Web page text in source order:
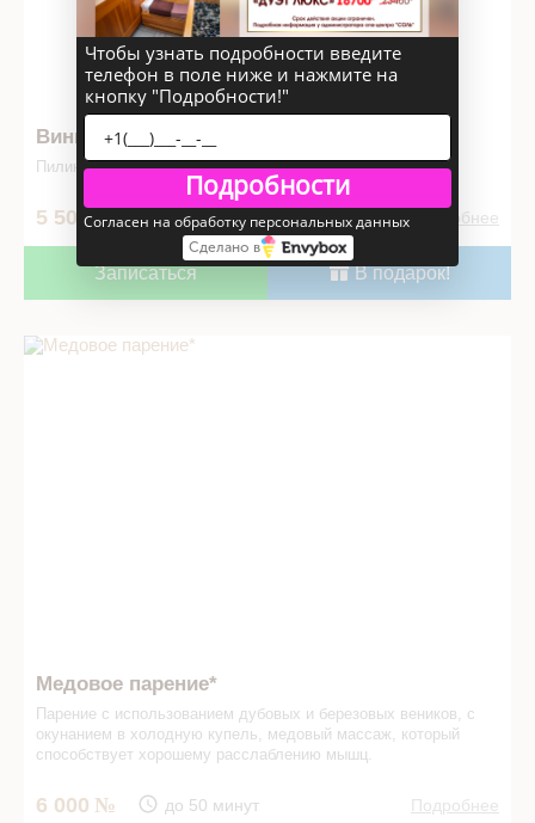
Винное обертывание
Пилинг тела, обертывание тела
5 500 60 мин Подробнее
Записаться В подарок!
Медовое парение* в СПА салоне
Медовое парение*
Парение с использованием дубовых и березовых веников, с
окунанием в холодную купель, медовый массаж, который
способствует хорошему расслаблению мышц.
6 000 до 50 минут Подробнее
Чтобы узнать подробности введите
телефон в поле ниже и нажмите на
кнопку "Подробности!"
Подробности
Согласен на обработку персональных данных
Сделано в